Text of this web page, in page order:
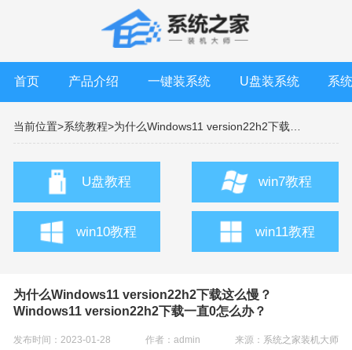
首页 产品介绍 一键装系统 U盘装系统 系
当前位置>系统教程>
U盘教程 win7教程
win10教程 win11教程
为什么Windows11 version22h2下载这么慢？
Windows11 version22h2下载一直0怎么办？
发布时间：2023-01-28 作者：admin 来源： 系统之家装机大师